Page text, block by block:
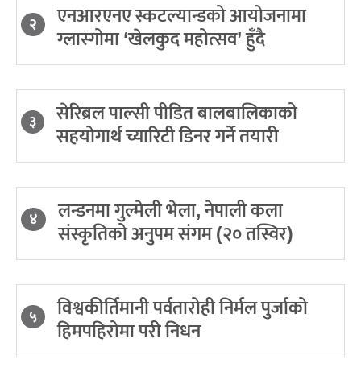
२ एनआरएनए स्कटल्यान्डको आयोजनामा
ग्लास्गोमा ‘खेलकुद महोत्सव’ हुँदै
३ सेरिब्रल पाल्सी पीडित बालबालिकाको
सहयोगार्थ च्यारिटी डिनर गर्ने तयारी
४ लन्डनमा गुल्मेली भेला, नेपाली कला
संस्कृतिको अनुपम संगम (२० तस्विर)
५ विश्वकीर्तिमानी पर्वतारोही निर्मल पुर्जाको
हिमपहिरोमा परी निधन